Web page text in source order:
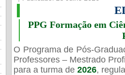
PPG Formação em
O Programa de Pós-
Professores – Mestrado
para a turma de 2026,